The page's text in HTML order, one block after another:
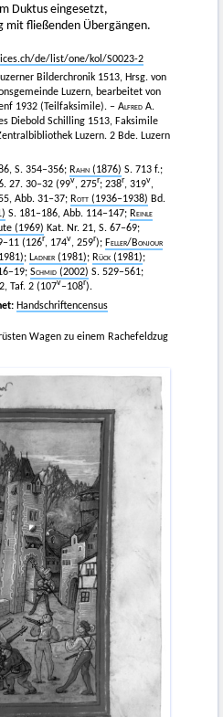
Duktus eingesetzt,
mit fließenden Übergängen.
de/list/one/kol/S0023-2
Bilderchronik 1513, Hrsg. von
Luzern, bearbeitet von
1932 (Teilfaksimile). – Alfred A.
Diebold Schilling 1513, Faksimile
Luzern. 2 Bde. Luzern
S. 354–356; Rahn (1876) S. 713 f.;
27. 30–32 (99v, 275r; 238r, 319v,
Abb. 31–37; Rott (1936–1938) Bd.
S. 181–186, Abb. 114–147; Reinle
(1969) Kat. Nr. 21, S. 67–69;
(126r, 174v, 259r); Feller/ Bonjour
; Ladner (1981); Rück (1981);
Schmid (2002) S. 529–561;
Taf. 2 (107v–108r).
Handschriftencensus
Wagen zu einem Rachefeldzug